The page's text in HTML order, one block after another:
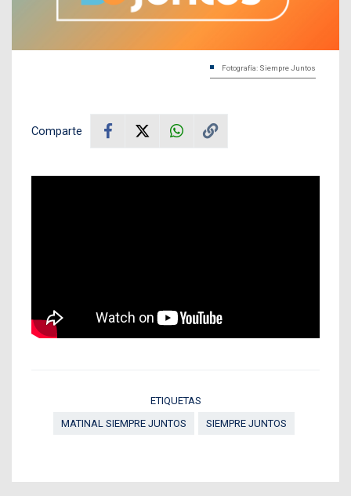
Fotografía: Siempre Juntos
Comparte
ETIQUETAS
MATINAL SIEMPRE JUNTOS
SIEMPRE JUNTOS